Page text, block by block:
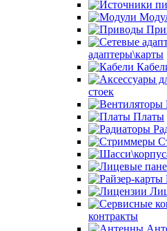
адаптеры\карты
стоек
Платы
контракты